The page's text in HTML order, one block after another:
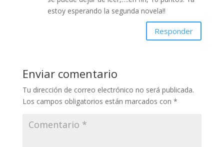
estoy esperando la segunda novela!!
Responder
Enviar comentario
Tu dirección de correo electrónico no será publicada.
Los campos obligatorios están marcados con *